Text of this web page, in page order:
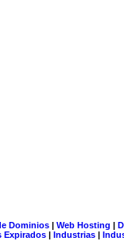
Dominios| Web Hosting |
Expirados | Industrias |